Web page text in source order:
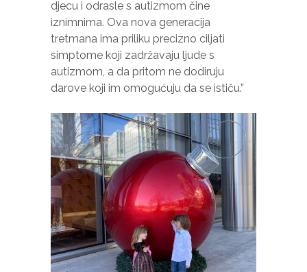
djecu i odrasle s autizmom čine
iznimnima. Ova nova generacija
tretmana ima priliku precizno ciljati
simptome koji zadržavaju ljude s
autizmom, a da pritom ne dodiruju
darove koji im omogućuju da se ističu.”